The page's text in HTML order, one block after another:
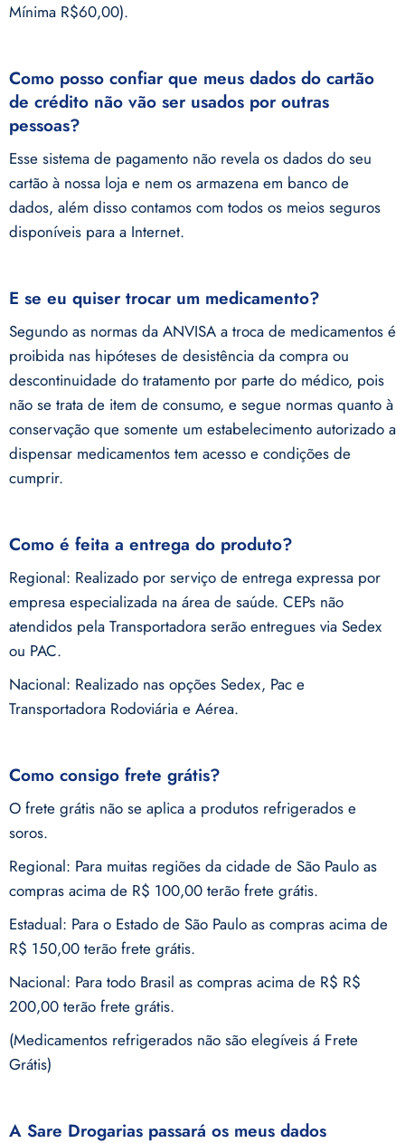
Mínima R$60,00).
Como posso confiar que meus dados do cartão
de crédito não vão ser usados por outras
pessoas?
Esse sistema de pagamento não revela os dados do seu
cartão à nossa loja e nem os armazena em banco de
dados, além disso contamos com todos os meios seguros
disponíveis para a Internet.
E se eu quiser trocar um medicamento?
Segundo as normas da ANVISA a troca de medicamentos é
proibida nas hipóteses de desistência da compra ou
descontinuidade do tratamento por parte do médico, pois
não se trata de item de consumo, e segue normas quanto à
conservação que somente um estabelecimento autorizado a
dispensar medicamentos tem acesso e condições de
cumprir.
Como é feita a entrega do produto?
Regional: Realizado por serviço de entrega expressa por
empresa especializada na área de saúde. CEPs não
atendidos pela Transportadora serão entregues via Sedex
ou PAC.
Nacional: Realizado nas opções Sedex, Pac e
Transportadora Rodoviária e Aérea.
Como consigo frete grátis?
O frete grátis não se aplica a produtos refrigerados e
soros.
Regional: Para muitas regiões da cidade de São Paulo as
compras acima de R$ 100,00 terão frete grátis.
Estadual: Para o Estado de São Paulo as compras acima de
R$ 150,00 terão frete grátis.
Nacional: Para todo Brasil as compras acima de R$ R$
200,00 terão frete grátis.
(Medicamentos refrigerados não são elegíveis á Frete
Grátis)
A Sare Drogarias passará os meus dados